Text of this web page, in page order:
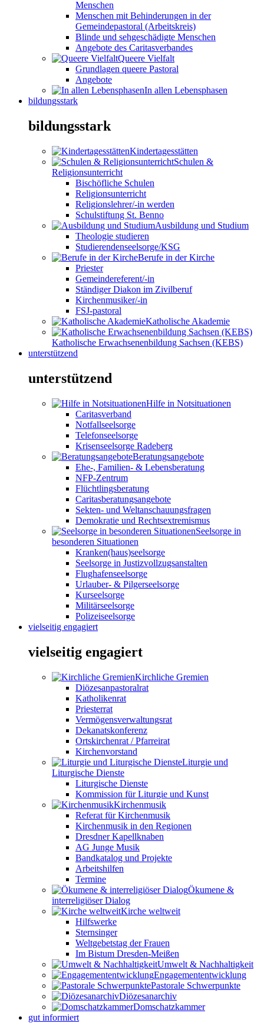
Menschen
Menschen mit Behinderungen in der
Gemeindepastoral (Arbeitskreis)
Blinde und sehgeschädigte Menschen
Angebote des Caritasverbandes
Queere Vielfalt
Grundlagen queere Pastoral
Angebote
In allen Lebensphasen
bildungsstark
bildungsstark
Kindertagesstätten
Schulen &
Religionsunterricht
Bischöfliche Schulen
Religionsunterricht
Religionslehrer/-in werden
Schulstiftung St. Benno
Ausbildung und Studium
Theologie studieren
Studierendenseelsorge/KSG
Berufe in der Kirche
Priester
Gemeindereferent/-in
Ständiger Diakon im Zivilberuf
Kirchenmusiker/-in
FSJ-pastoral
Katholische Akademie
Katholische Erwachsenenbildung Sachsen (KEBS)
unterstützend
unterstützend
Hilfe in Notsituationen
Caritasverband
Notfallseelsorge
Telefonseelsorge
Krisenseelsorge Radeberg
Beratungsangebote
Ehe-, Familien- & Lebensberatung
NFP-Zentrum
Flüchtlingsberatung
Caritasberatungsangebote
Sekten- und Weltanschauungsfragen
Demokratie und Rechtsextremismus
Seelsorge in
besonderen Situationen
Kranken(haus)seelsorge
Seelsorge in Justizvollzugsanstalten
Flughafenseelsorge
Urlauber- & Pilgerseelsorge
Kurseelsorge
Militärseelsorge
Polizeiseelsorge
vielseitig engagiert
vielseitig engagiert
Kirchliche Gremien
Diözesanpastoralrat
Katholikenrat
Priesterrat
Vermögensverwaltungsrat
Dekanatskonferenz
Ortskirchenrat / Pfarreirat
Kirchenvorstand
Liturgie und
Liturgische Dienste
Liturgische Dienste
Kommission für Liturgie und Kunst
Kirchenmusik
Referat für Kirchenmusik
Kirchenmusik in den Regionen
Dresdner Kapellknaben
AG Junge Musik
Bandkatalog und Projekte
Arbeitshilfen
Termine
Ökumene &
interreligiöser Dialog
Kirche weltweit
Hilfswerke
Sternsinger
Weltgebetstag der Frauen
Im Bistum Dresden-Meißen
Umwelt & Nachhaltigkeit
Engagemententwicklung
Pastorale Schwerpunkte
Diözesanarchiv
Domschatzkammer
gut informiert